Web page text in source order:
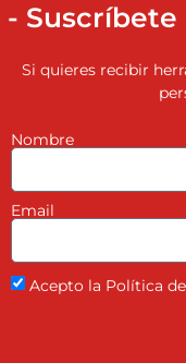
-
Si quieres recibir
Nombre
Email
Acepto la Política